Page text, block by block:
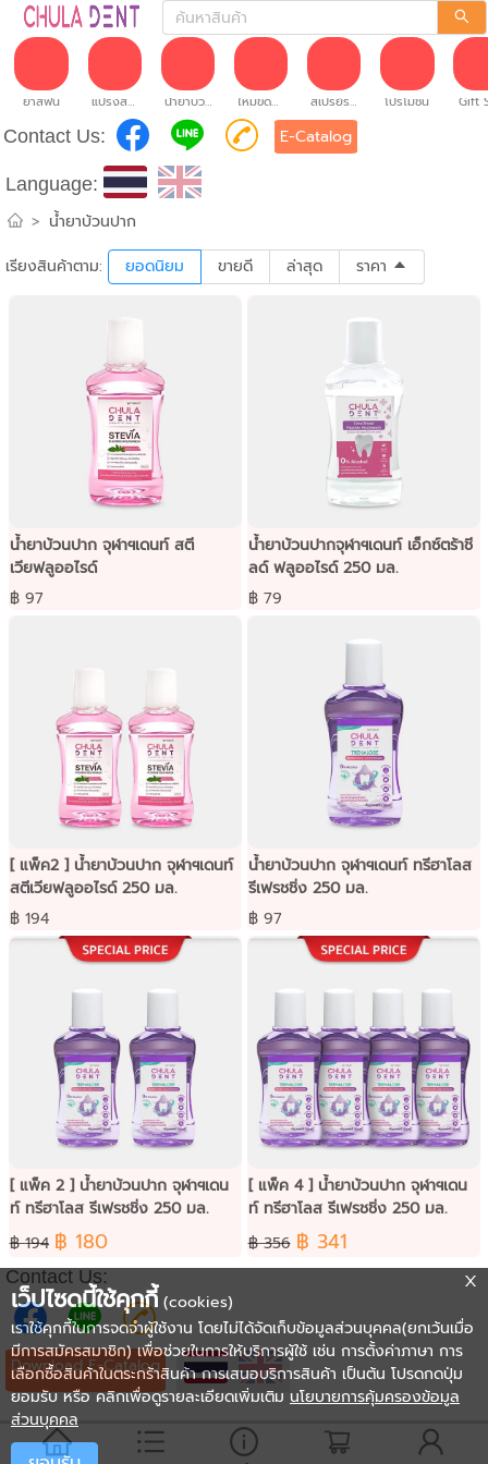
ยาสีฟัน แปรงสีฟัน น้ำยาบ้วนปาก ไหมขัดฟัน สเปรย์ระงับกลิ่นปาก โปรโมชั่น Gift
Contact Us: E-Catalog
Language:
> น้ำยาบ้วนปาก
เรียงสินค้าตาม:
ยอดนิยม ขายดี ล่าสุด ราคา
น้ำยาบ้วนปาก จุฬาฯเดนท์ สตี
เวียฟลูออไรด์
฿ 97
น้ำยาบ้วนปากจุฬาฯเดนท์ เอ็กซ์ตร้าชี
ลด์ ฟลูออไรด์ 250 มล.
฿ 79
[ แพ็ค2 ] น้ำยาบ้วนปาก จุฬาฯเดนท์
สตีเวียฟลูออไรด์ 250 มล.
฿ 194
น้ำยาบ้วนปาก จุฬาฯเดนท์ ทรีฮาโลส
รีเฟรชชิ่ง 250 มล.
฿ 97
[ แพ็ค 2 ] น้ำยาบ้วนปาก จุฬาฯเดน
ท์ ทรีฮาโลส รีเฟรชชิ่ง 250 มล.
฿ 194 ฿ 180
[ แพ็ค 4 ] น้ำยาบ้วนปาก จุฬาฯเดน
ท์ ทรีฮาโลส รีเฟรชชิ่ง 250 มล.
฿ 356 ฿ 341
Contact Us:
Download E-Catalog
เว็ปไซดนี้ใช้คุกกี้ (cookies)
เราใช้คุกกี้ในการจดจำผู้ใช้งาน โดยไม่ได้จัดเก็บข้อมูลส่วนบุคคล(ยกเว้นเมื่อ
มีการสมัครสมาชิก) เพื่อช่วยในการให้บริการผู้ใช้ เช่น การตั้งค่าภาษา การ
เลือกซื้อสินค้าในตระกร้าสินค้า การเสนอบริการสินค้า เป็นต้น โปรดกดปุ่ม
ยอมรับ หรือ คลิกเพื่อดูรายละเอียดเพิ่มเติม นโยบายการคุ้มครองข้อมูล
ส่วนบุคคล